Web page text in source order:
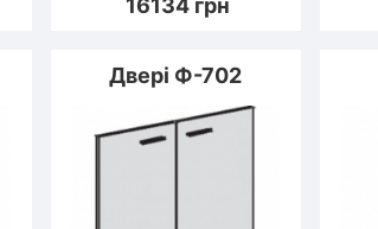
Двері Ф-702